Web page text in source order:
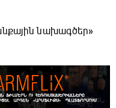
նախագծեր»